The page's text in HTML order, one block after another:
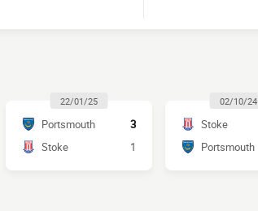
22/01/25
Portsmouth
3
Stoke
1
02/10/24
Stoke
Portsmouth